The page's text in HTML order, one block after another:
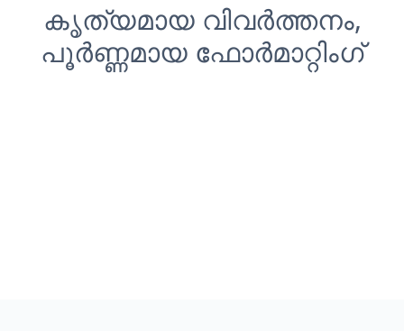
കൃത്യമായ വിവർത്തനം,
പൂർണ്ണമായ ഫോർമാറ്റിംഗ്